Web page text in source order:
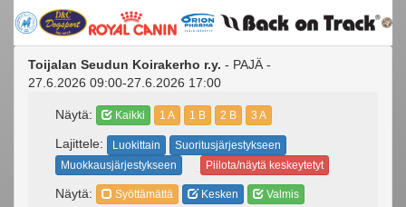
Toijalan Seudun Koirakerho r.y. - PAJÄ -
27.6.2026 09:00-27.6.2026 17:00
Näytä: Kaikki 1 A 1 B 2 B 3 A
Lajittele: Luokittain
Suoritusjärjestykseen
Muokkausjärjestykseen
Piilota/näytä keskeytetyt
Näytä: Syöttämättä Kesken Valmis